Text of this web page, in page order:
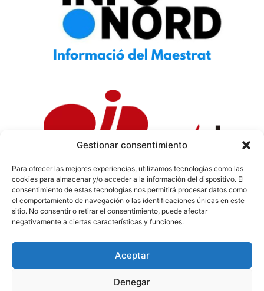
Gestionar consentimiento
Para ofrecer las mejores experiencias, utilizamos tecnologías como las
cookies para almacenar y/o acceder a la información del dispositivo. El
consentimiento de estas tecnologías nos permitirá procesar datos como
el comportamiento de navegación o las identificaciones únicas en este
sitio. No consentir o retirar el consentimiento, puede afectar
negativamente a ciertas características y funciones.
Aceptar
Denegar
Política de Privacidad| Política de Cookies|Aviso
Legal|Codi ètic|Tarifes de Publicitat